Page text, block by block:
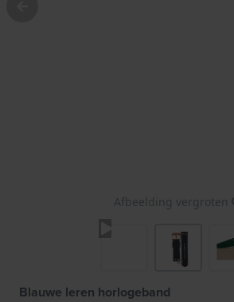
Afbeelding vergroten
Blauwe leren horlogeband